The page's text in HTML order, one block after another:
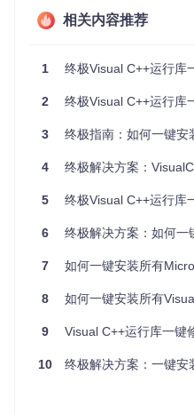
灵活安装选项：支持命令
和普通用户一键安装。
快速上手指南
第一步：下载最新安装包
首先需要获取最新的
AIO_x86_x64.exe文件。
第二步：运行安装程序
装的运行库，并显示可安装
第三步：选择安装模式
根据需求选择安装模式：
标准安装：安装所有缺失
相关内容推荐
1 终极Visual C++运行库
2 终极Visual C++运行库一键安
3 终极指南：如何一键安装所
4 终极解决方案：
5 终极Visual C++运行库一键修复
6 终极解决方案：如何一键修复
7 如何一键安装所有Microsoft
8 如何一键安装所有Visual
9 Visual C++运行库一键修复
10 终极解决方案：一键安装